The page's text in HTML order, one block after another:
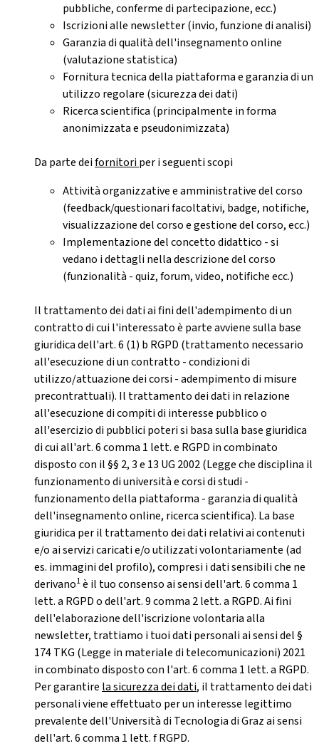
pubbliche, conferme di partecipazione, ecc.)
Iscrizioni alle newsletter (invio, funzione di analisi)
Garanzia di qualità dell'insegnamento online
(valutazione statistica)
Fornitura tecnica della piattaforma e garanzia di un
utilizzo regolare (sicurezza dei dati)
Ricerca scientifica (principalmente in forma
anonimizzata e pseudonimizzata)
Da parte deifornitoriper i seguenti scopi
Attività organizzative e amministrative del corso
(feedback/questionari facoltativi, badge, notifiche,
visualizzazione del corso e gestione del corso, ecc.)
Implementazione del concetto didattico - si
vedano i dettagli nella descrizione del corso
(funzionalità - quiz, forum, video, notifiche ecc.)
Il trattamento dei dati ai fini dell'adempimento di un
contratto di cui l'interessato è parte avviene sulla base
giuridica dell'art. 6 (1) b RGPD (trattamento necessario
all'esecuzione di un contratto - condizioni di
utilizzo/attuazione dei corsi - adempimento di misure
precontrattuali). Il trattamento dei dati in relazione
all'esecuzione di compiti di interesse pubblico o
all'esercizio di pubblici poteri si basa sulla base giuridica
di cui all'art. 6 comma 1 lett. e RGPD in combinato
disposto con il §§ 2, 3 e 13 UG 2002 (Legge che disciplina il
funzionamento di università e corsi di studi -
funzionamento della piattaforma - garanzia di qualità
dell'insegnamento online, ricerca scientifica). La base
giuridica per il trattamento dei dati relativi ai contenuti
e/o ai servizi caricati e/o utilizzati volontariamente (ad
es. immagini del profilo), compresi i dati sensibili che ne
derivano1è il tuo consenso ai sensi dell'art. 6 comma 1
lett. a RGPD o dell'art. 9 comma 2 lett. a RGPD. Ai fini
dell'elaborazione dell'iscrizione volontaria alla
newsletter, trattiamo i tuoi dati personali ai sensi del §
174 TKG (Legge in materiale di telecomunicazioni) 2021
in combinato disposto con l'art. 6 comma 1 lett. a RGPD.
Per garantire la sicurezza dei dati, il trattamento dei dati
personali viene effettuato per un interesse legittimo
prevalente dell'Università di Tecnologia di Graz ai sensi
dell'art. 6 comma 1 lett. f RGPD.